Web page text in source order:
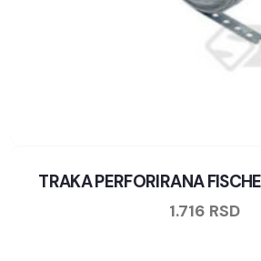
TRAKA PERFORIRANA
1.716 RSD